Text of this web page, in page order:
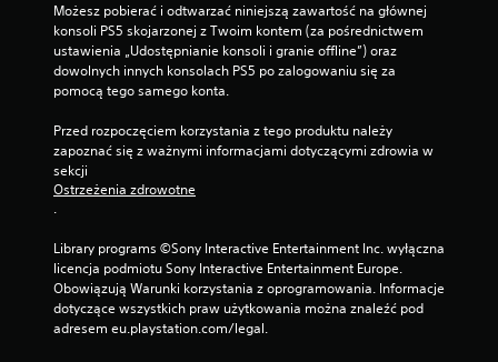
m
l
i
m
i
i
e
z
u
)
.
Możesz pobierać i odtwarzać niniejszą zawartość na głównej
konsoli PS5 skojarzonej z Twoim kontem (za pośrednictwem
ustawienia „Udostępnianie konsoli i granie offline”) oraz
dowolnych innych konsolach PS5 po zalogowaniu się za
pomocą tego samego konta.
Przed rozpoczęciem korzystania z tego produktu należy
zapoznać się z ważnymi informacjami dotyczącymi zdrowia w
sekcji
Ostrzeżenia zdrowotne
.
Library programs ©Sony Interactive Entertainment Inc. wyłączna
licencja podmiotu Sony Interactive Entertainment Europe.
Obowiązują Warunki korzystania z oprogramowania. Informacje
dotyczące wszystkich praw użytkowania można znaleźć pod
adresem eu.playstation.com/legal.